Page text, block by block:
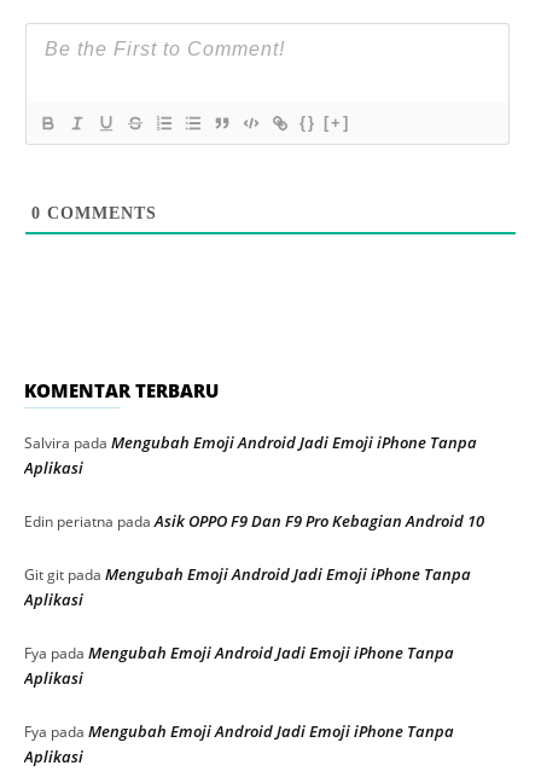
{} [+]
0 COMMENTS
KOMENTAR TERBARU
Salvira pada Mengubah Emoji Android Jadi Emoji iPhone Tanpa
Aplikasi
Edin periatna padaAsik OPPO F9 Dan F9 Pro Kebagian Android 10
Git git pada Mengubah Emoji Android Jadi Emoji iPhone Tanpa
Aplikasi
Fya pada Mengubah Emoji Android Jadi Emoji iPhone Tanpa
Aplikasi
Fya pada Mengubah Emoji Android Jadi Emoji iPhone Tanpa
Aplikasi